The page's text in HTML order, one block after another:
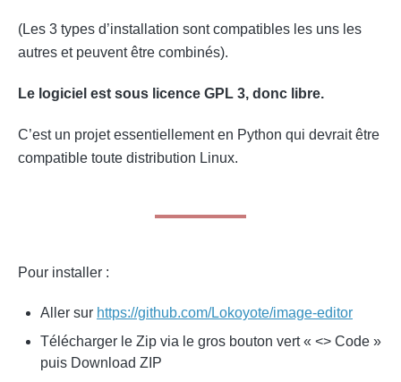
(Les 3 types d’installation sont compatibles les uns les
autres et peuvent être combinés).
Le logiciel est sous licence GPL 3, donc libre.
C’est un projet essentiellement en Python qui devrait être
compatible toute distribution Linux.
Pour installer :
Aller sur https://github.com/Lokoyote/image-editor
Télécharger le Zip via le gros bouton vert « <> Code »
puis Download ZIP